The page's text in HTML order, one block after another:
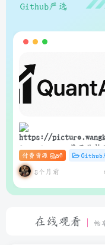
Github严选
QuantAgent：基于价格
的多智能体 LLM 高频
析系统
付费资源 50 Github
8个月前
在线观看 畅